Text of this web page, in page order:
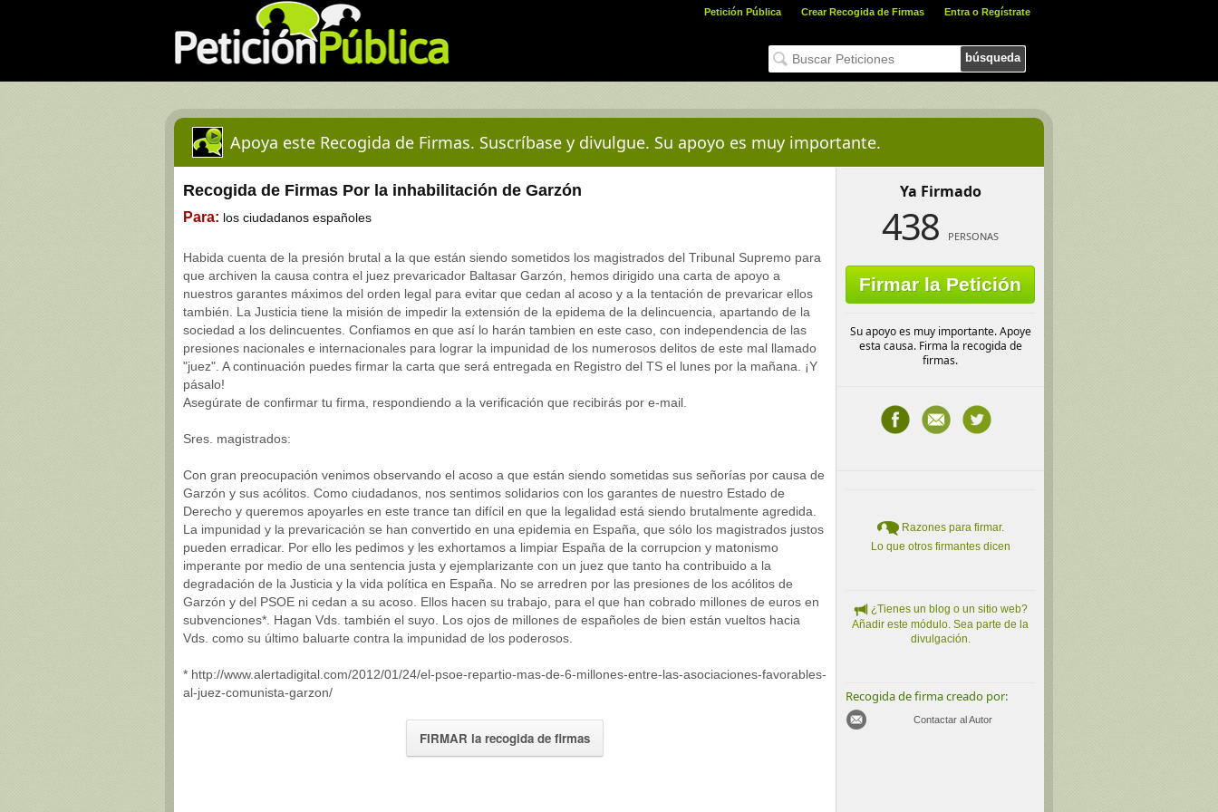
Petición Pública Crear Recogida de Firmas Entra o Regístrate
búsqueda
Apoya este Recogida de Firmas. Suscríbase y divulgue. Su apoyo es muy importante.
Recogida de Firmas Por la inhabilitación de Garzón
Para: los ciudadanos españoles
Habida cuenta de la presión brutal a la que están siendo sometidos los magistrados del Tribunal Supremo para
que archiven la causa contra el juez prevaricador Baltasar Garzón, hemos dirigido una carta de apoyo a
nuestros garantes máximos del orden legal para evitar que cedan al acoso y a la tentación de prevaricar ellos
también. La Justicia tiene la misión de impedir la extensión de la epidema de la delincuencia, apartando de la
sociedad a los delincuentes. Confiamos en que así lo harán tambien en este caso, con independencia de las
presiones nacionales e internacionales para lograr la impunidad de los numerosos delitos de este mal llamado
"juez". A continuación puedes firmar la carta que será entregada en Registro del TS el lunes por la mañana. ¡Y
pásalo!
Asegúrate de confirmar tu firma, respondiendo a la verificación que recibirás por e-mail.
Sres. magistrados:
Con gran preocupación venimos observando el acoso a que están siendo sometidas sus señorías por causa de
Garzón y sus acólitos. Como ciudadanos, nos sentimos solidarios con los garantes de nuestro Estado de
Derecho y queremos apoyarles en este trance tan difícil en que la legalidad está siendo brutalmente agredida.
La impunidad y la prevaricación se han convertido en una epidemia en España, que sólo los magistrados justos
pueden erradicar. Por ello les pedimos y les exhortamos a limpiar España de la corrupcion y matonismo
imperante por medio de una sentencia justa y ejemplarizante con un juez que tanto ha contribuido a la
degradación de la Justicia y la vida política en España. No se arredren por las presiones de los acólitos de
Garzón y del PSOE ni cedan a su acoso. Ellos hacen su trabajo, para el que han cobrado millones de euros en
subvenciones*. Hagan Vds. también el suyo. Los ojos de millones de españoles de bien están vueltos hacia
Vds. como su último baluarte contra la impunidad de los poderosos.
* http://www.alertadigital.com/2012/01/24/el-psoe-repartio-mas-de-6-millones-entre-las-asociaciones-favorables-
al-juez-comunista-garzon/
FIRMAR la recogida de firmas
Ya Firmado
438 PERSONAS
Firmar la Petición
Su apoyo es muy importante. Apoye
esta causa. Firma la recogida de
firmas.
Razones para firmar.
Lo que otros firmantes dicen
¿Tienes un blog o un sitio web?
Añadir este módulo. Sea parte de la
divulgación.
Recogida de firma creado por:
Contactar al Autor